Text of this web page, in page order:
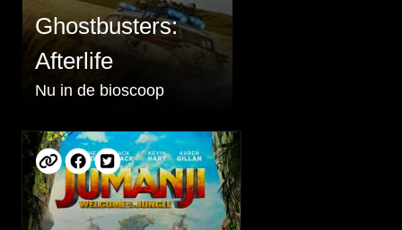
Ghostbusters:
Afterlife
Nu in de bioscoop